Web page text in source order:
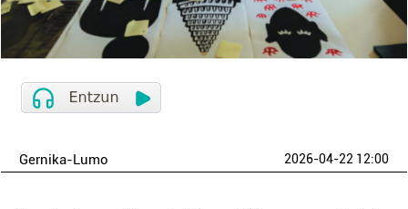
Gernika-Lumo 2026-04-22 12:00